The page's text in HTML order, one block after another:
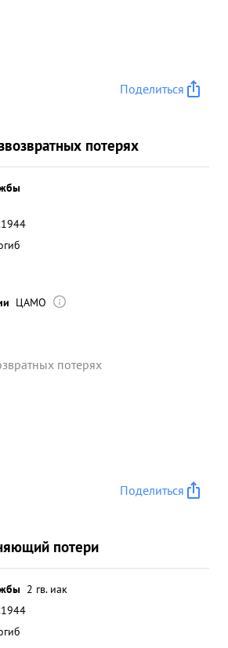
Поделиться
потерях
ЦАМО
потерях
Поделиться
потери
2 гв. иак